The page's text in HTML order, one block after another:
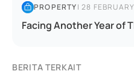
PROPERTY|28
Facing Another Year of
BERITA TERKAIT